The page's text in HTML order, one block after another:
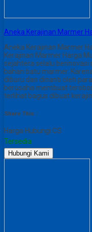
Aneka Kerajinan Marmer
Aneka Kerajinan Marmer
Kerajinan Marmer Harga
sejahtera selalu
bahan batu marmer.
diburu dan dinanti oleh
berusaha membuat
terlihat bagus dibuat
Share This :
Harga Hubungi CS
Tersedia
Hubungi Kami